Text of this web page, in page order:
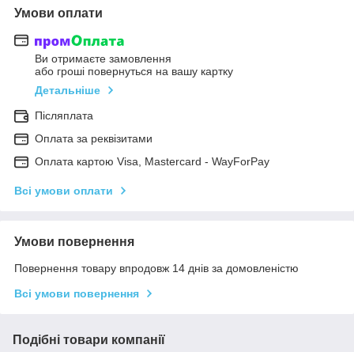
Умови оплати
Ви отримаєте замовлення
або гроші повернуться на вашу картку
Детальніше
Післяплата
Оплата за реквізитами
Оплата картою Visa, Mastercard - WayForPay
Всі умови оплати
Умови повернення
Повернення товару впродовж 14 днів за домовленістю
Всі умови повернення
Подібні товари компанії